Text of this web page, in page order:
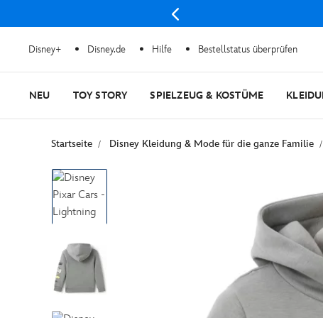
Disney+ Disney.de Hilfe Bestellstatus überprüfen
NEU TOY STORY SPIELZEUG & KOSTÜME
Startseite Disney Kleidung & Mode für die ganze Familie